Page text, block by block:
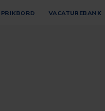
PRIKBORD VACATUREBANK